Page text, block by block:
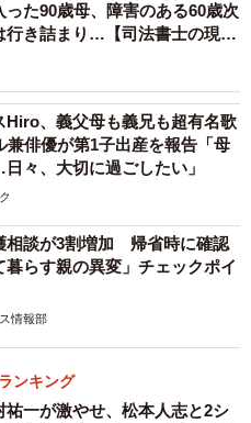
す。「ふつうにありえない
し、もう寝てる時間だしや
だんだんキレていきまし
い飲み会だったのでしょう
BBQ飲み会（18〜21時）だ
たいなこと言われました
会？三次会？と、長く飲
のですね。
た90歳母、障害のある60歳次
行き詰まり…【司法書士の現場
Hiro、義父母も義兄も超有名歌
兼俳優が第1子出産を報告「母
々、大切に過ごしたい」
相談が3割増加 帰省時に確認
暮らす親の異変」チェックポイ
情報部
ンキング
祐一が激やせ、松本人志と2シ